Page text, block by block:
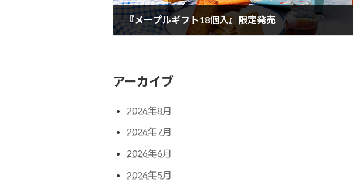
『メープルギフト18個入』限定発売
アーカイブ
2026年8月
2026年7月
2026年6月
2026年5月